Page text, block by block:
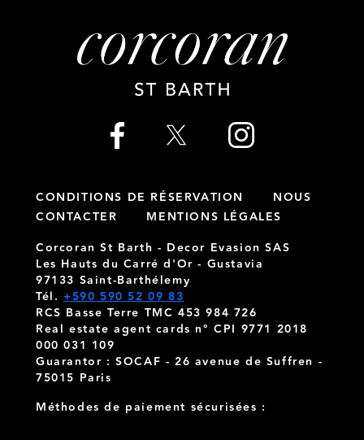
CONDITIONS DE RÉSERVATION
NOUS
CONTACTER
MENTIONS LÉGALES
Corcoran St Barth - Decor Evasion SAS
Les Hauts du Carré d'Or - Gustavia
97133 Saint-Barthélemy
Tél. +590 590 52 09 83
RCS Basse Terre TMC 453 984 726
Real estate agent cards n° CPI 9771 2018
000 031 109
Guarantor : SOCAF - 26 avenue de Suffren -
75015 Paris
Méthodes de paiement sécurisées :